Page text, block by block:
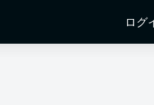
ログ